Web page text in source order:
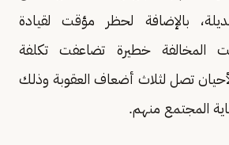
بالإضافة لحظر مؤقت لقيادة
المخالفة خطيرة تضاعفت تكلفة
تصل لثلاث أضعاف العقوبة وذلك
المجتمع منهم.